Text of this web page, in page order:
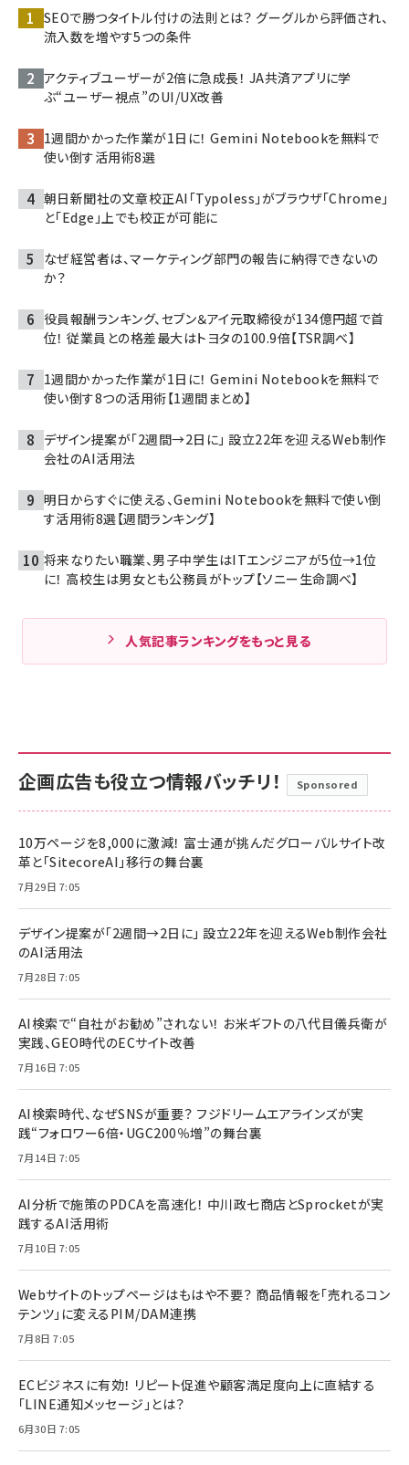
SEOで勝つタイトル付けの法則とは？ グーグルから評価され、
流入数を増やす5つの条件
アクティブユーザーが2倍に急成長！ JA共済アプリに学
ぶ“ユーザー視点”のUI/UX改善
1週間かかった作業が1日に！ Gemini Notebookを無料で
使い倒す活用術8選
朝日新聞社の文章校正AI「Typoless」がブラウザ「Chrome」
と「Edge」上でも校正が可能に
なぜ経営者は、マーケティング部門の報告に納得できないの
か？
役員報酬ランキング、セブン＆アイ元取締役が134億円超で首
位！ 従業員との格差最大はトヨタの100.9倍【TSR調べ】
1週間かかった作業が1日に！ Gemini Notebookを無料で
使い倒す8つの活用術【1週間まとめ】
デザイン提案が「2週間→2日に」 設立22年を迎えるWeb制作
会社のAI活用法
明日からすぐに使える、Gemini Notebookを無料で使い倒
す活用術8選【週間ランキング】
将来なりたい職業、男子中学生はITエンジニアが5位→1位
に！ 高校生は男女とも公務員がトップ【ソニー生命調べ】
人気記事ランキングをもっと見る
企画広告も役立つ情報バッチリ！ Sponsored
10万ページを8,000に激減！ 富士通が挑んだグローバルサイト改
革と「SitecoreAI」移行の舞台裏
7月29日 7:05
デザイン提案が「2週間→2日に」 設立22年を迎えるWeb制作会社
のAI活用法
7月28日 7:05
AI検索で“自社がお勧め”されない！ お米ギフトの八代目儀兵衛が
実践、GEO時代のECサイト改善
7月16日 7:05
AI検索時代、なぜSNSが重要？ フジドリームエアラインズが実
践“フォロワー6倍・UGC200％増”の舞台裏
7月14日 7:05
AI分析で施策のPDCAを高速化！ 中川政七商店とSprocketが実
践するAI活用術
7月10日 7:05
Webサイトのトップページはもはや不要？ 商品情報を「売れるコン
テンツ」に変えるPIM/DAM連携
7月8日 7:05
ECビジネスに有効！ リピート促進や顧客満足度向上に直結する
「LINE通知メッセージ」とは？
6月30日 7:05